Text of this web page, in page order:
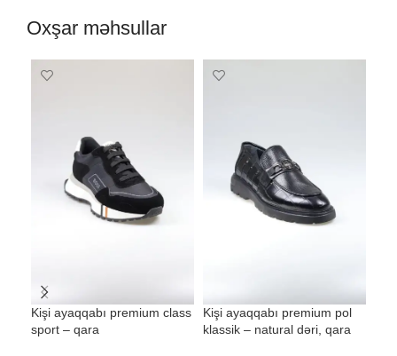
Oxşar məhsullar
Kişi ayaqqabı premium class
sport – qara
Kişi ayaqqabı premium pol
klassik – natural dəri, qara